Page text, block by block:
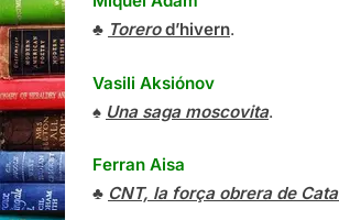
♣ Torerod’hivern.
Vasili Aksiónov
♠ Una saga moscovita.
Ferran Aisa
♣ CNT, la força obrera de